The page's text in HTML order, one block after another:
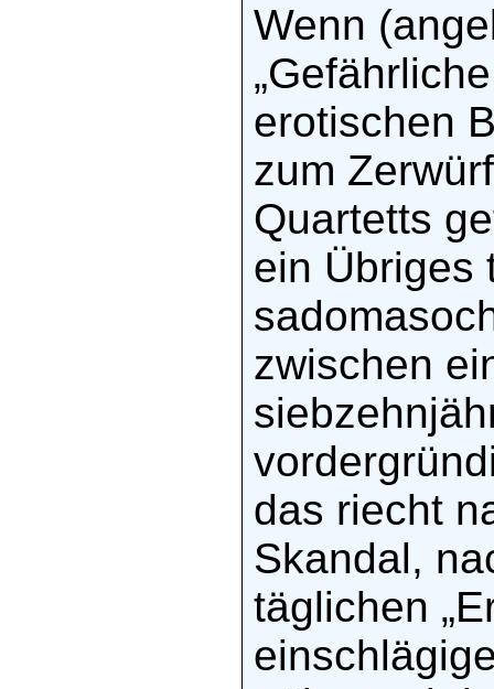
Wenn
erotischen
zum
Quartetts
ein Übriges
zwischen
das riecht
Skandal,
täglichen